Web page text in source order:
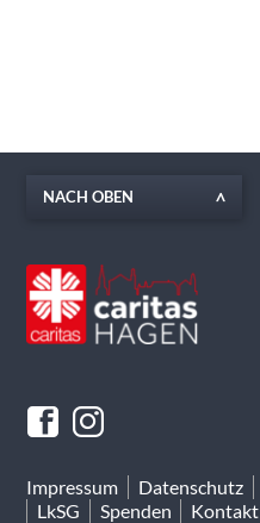
NACH OBEN
Impressum Datenschutz
LkSG
Spenden Kontakt